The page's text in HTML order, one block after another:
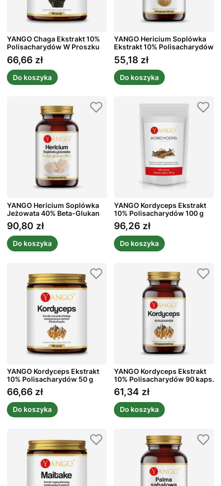
YANGO Chaga Ekstrakt 10%
Polisacharydów W Proszku
50 g
Cena
66,66 zł
Do koszyka
YANGO Hericium Soplówka
Ekstrakt 10% Polisacharydów
90 kaps.
Cena
55,18 zł
Do koszyka
YANGO Hericium Soplówka
Jeżowata 40% Beta-Glukan
90 kaps.
Cena
90,80 zł
Do koszyka
YANGO Kordyceps Ekstrakt
10% Polisacharydów 100 g
Cena
96,26 zł
Do koszyka
YANGO Kordyceps Ekstrakt
10% Polisacharydów 50 g
Cena
66,66 zł
Do koszyka
YANGO Kordyceps Ekstrakt
10% Polisacharydów 90 kaps.
Cena
61,34 zł
Do koszyka